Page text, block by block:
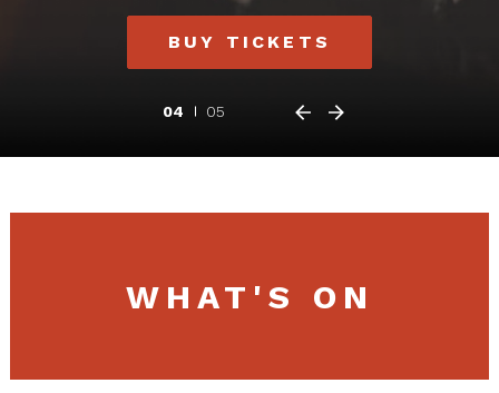
BUY TICKETS
04 05
WHAT'S ON